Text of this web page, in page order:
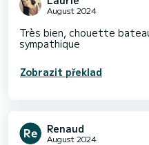
August 2024
Très bien, chouette
sympathique
Zobrazit překlad
Renaud
August 2024